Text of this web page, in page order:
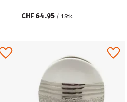
CHF 64.95 / 1 Stk.